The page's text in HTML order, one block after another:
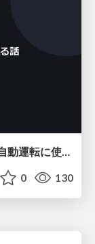
Forza Horizon 6 のテレメトリ機能で 自動運転に使えそうな学習データを集める話
0 130